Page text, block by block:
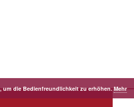
um die Bedienfreundlichkeit zu erhöhen.Mehr